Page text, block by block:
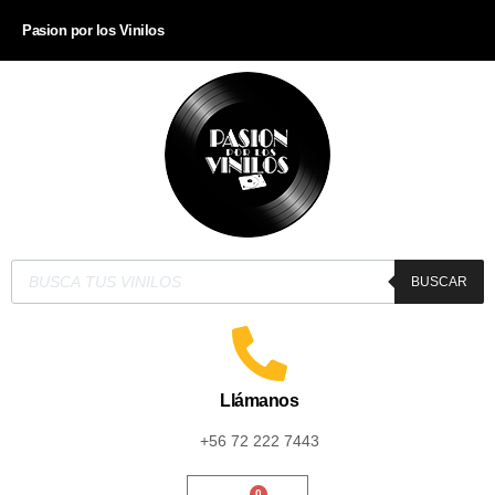
Pasion por los Vinilos
BUSCAR
Llámanos
+56 72 222 7443